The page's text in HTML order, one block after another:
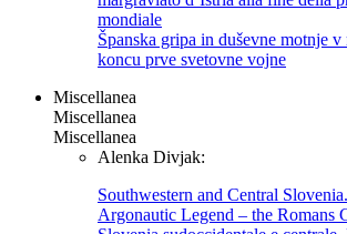
mondiale
Španska gripa in duševne motnje
koncu prve svetovne vojne
Miscellanea
Miscellanea
Miscellanea
Alenka Divjak:
Southwestern and Central
Argonautic Legend – the Romans